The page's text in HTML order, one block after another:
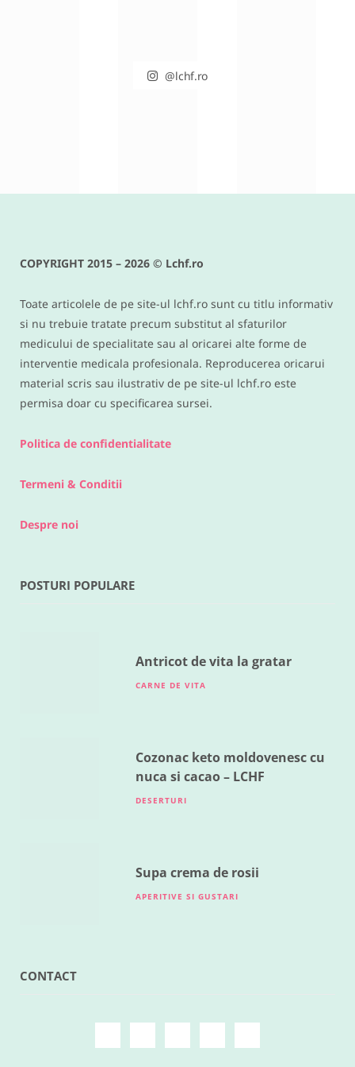
@lchf.ro
COPYRIGHT 2015 – 2026 © Lchf.ro
Toate articolele de pe site-ul lchf.ro sunt cu titlu informativ
si nu trebuie tratate precum substitut al sfaturilor
medicului de specialitate sau al oricarei alte forme de
interventie medicala profesionala. Reproducerea oricarui
material scris sau ilustrativ de pe site-ul lchf.ro este
permisa doar cu specificarea sursei.
Politica de confidentialitate
Termeni & Conditii
Despre noi
POSTURI POPULARE
Antricot de vita la gratar
CARNE DE VITA
Cozonac keto moldovenesc cu
nuca si cacao – LCHF
DESERTURI
Supa crema de rosii
APERITIVE SI GUSTARI
CONTACT